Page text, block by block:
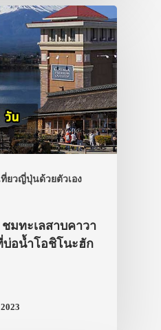
ที่ยวญี่ปุ่นด้วยตัวเอง
มทะเลสาบคาวา
อน้ำโอชิโนะฮัก